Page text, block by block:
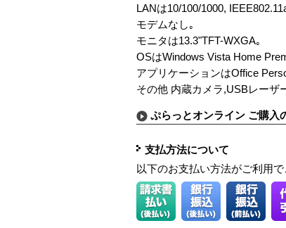
LANは10/100/1000,
モデムなし｡
モニタは13.3"TFT-WXGA｡
OSはWindows Vista Home
アプリケーションはOffice
その他 内蔵カメラ,USBレーザ
ぷらっとオンライン ご購入
支払方法について
以下のお支払い方法がご利用で